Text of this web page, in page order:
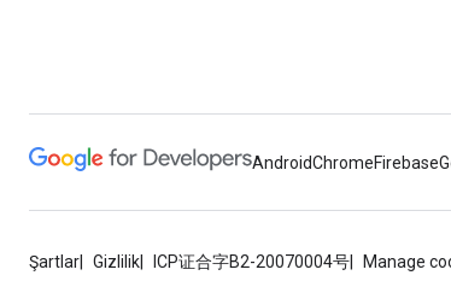
AndroidChromeFirebase
Şartlar Gizlilik ICP证合字B2-20070004号 Manage